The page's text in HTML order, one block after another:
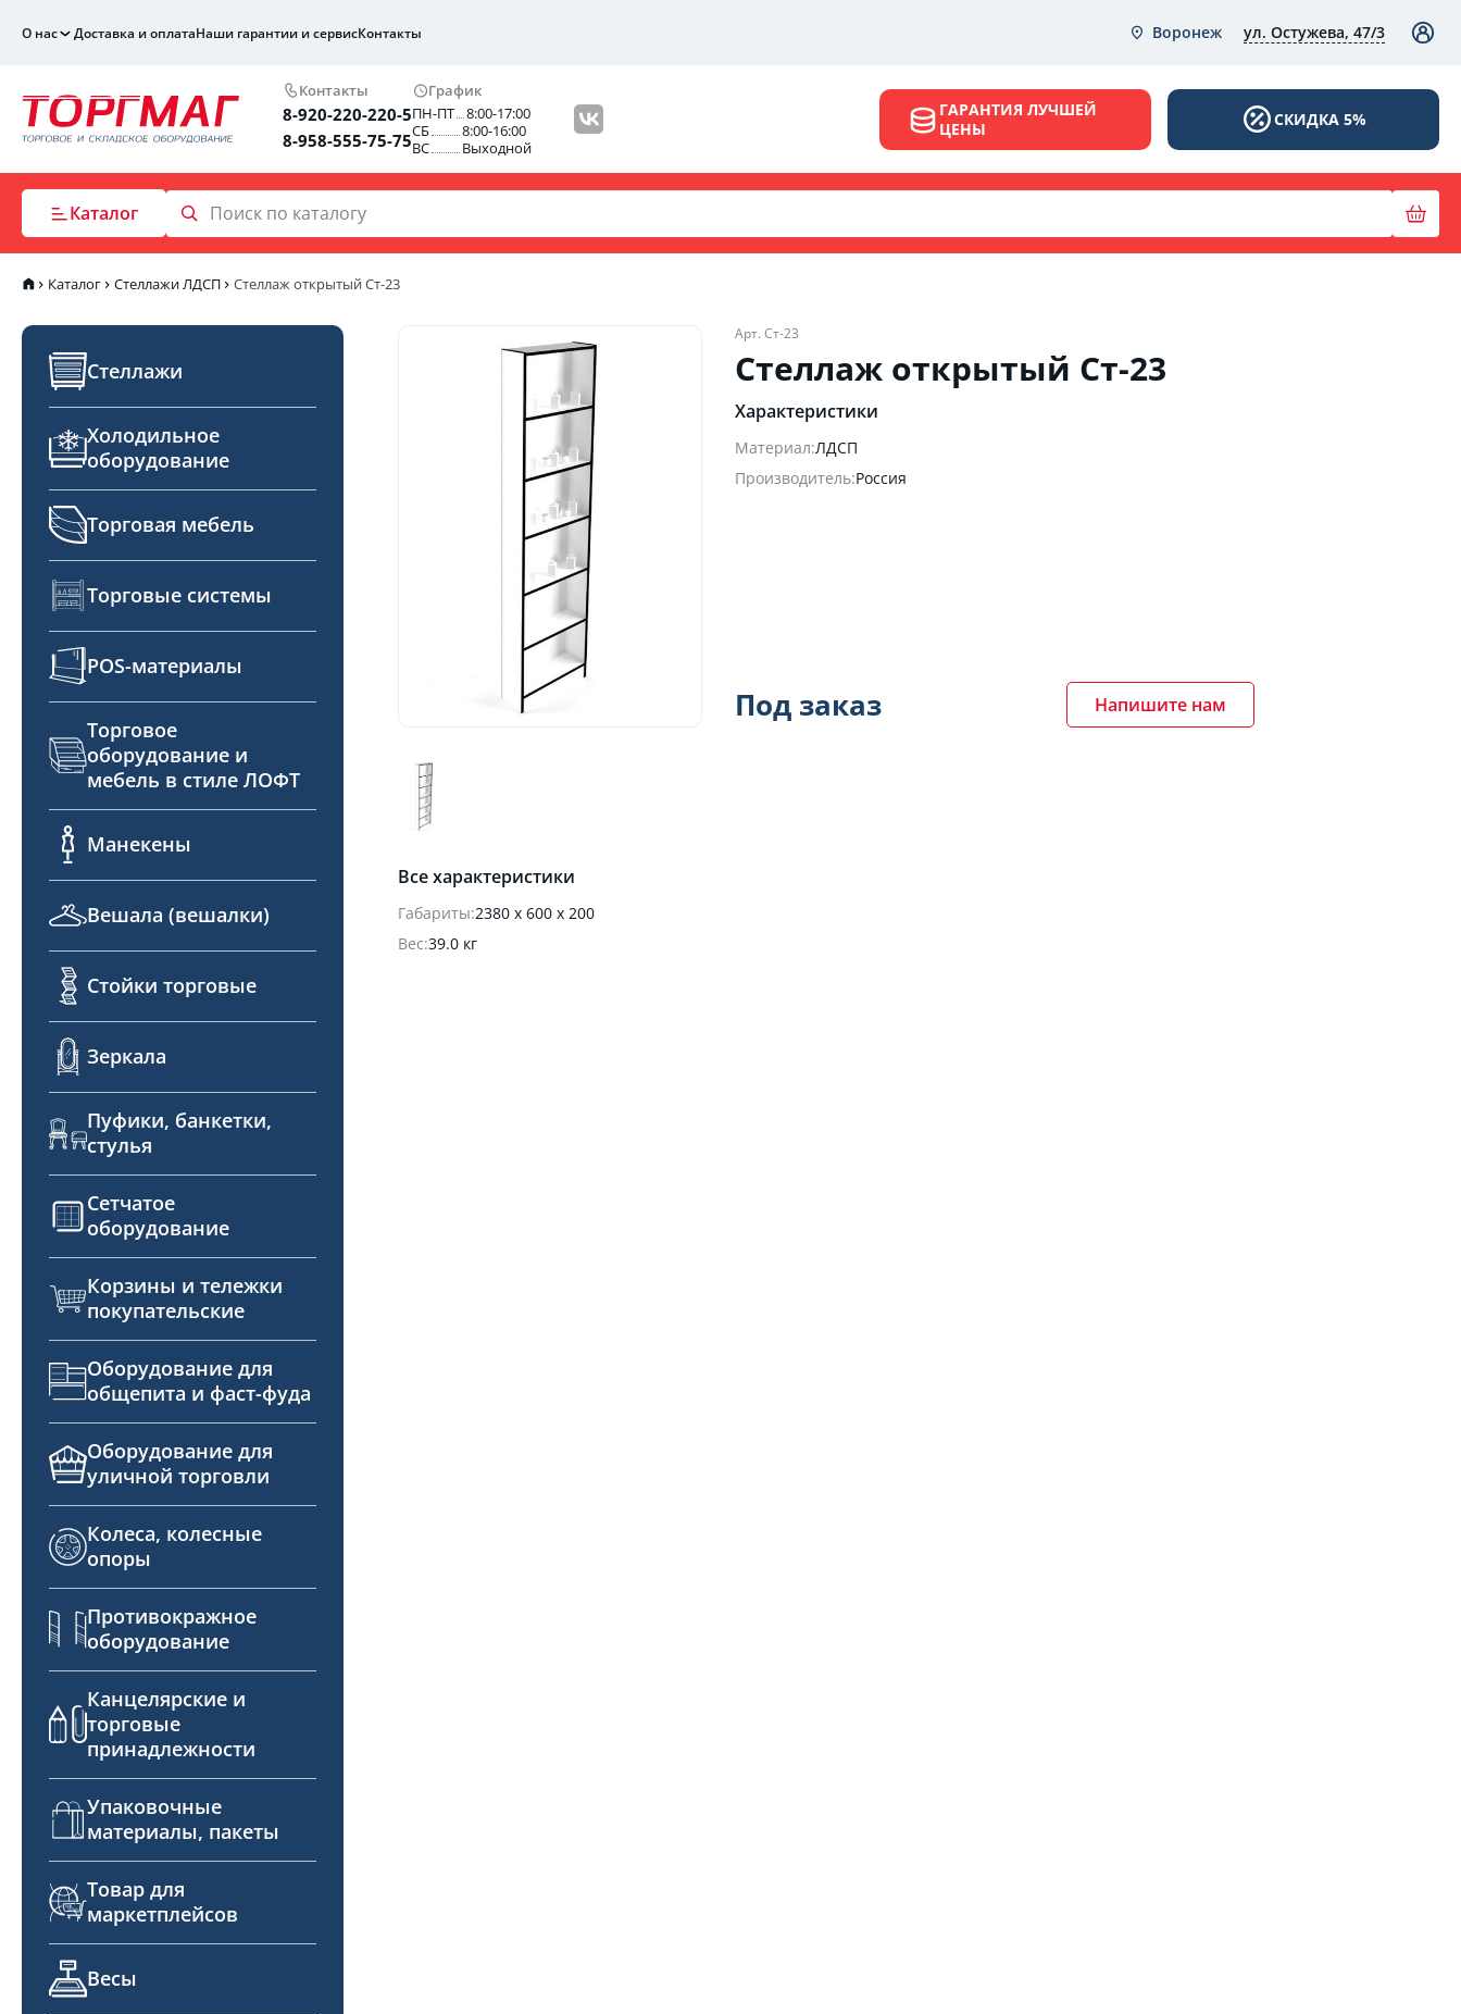
О нас Доставка и оплатаНаши гарантии и сервисКонтакты Воронеж ул. Остужева, 47/3
Контакты
8-920-220-220-5
8-958-555-75-75
График
ПН-ПТ
8:00-17:00
СБ
8:00-16:00
ВС
Выходной
ГАРАНТИЯ ЛУЧШЕЙ
ЦЕНЫ
СКИДКА 5%
Каталог
Каталог Стеллажи ЛДСП Стеллаж открытый Ст-23
Стеллажи
Холодильное
оборудование
Торговая мебель
Торговые системы
POS-материалы
Торговое
оборудование и
мебель в стиле ЛОФТ
Манекены
Вешала (вешалки)
Стойки торговые
Зеркала
Пуфики, банкетки,
стулья
Сетчатое
оборудование
Корзины и тележки
покупательские
Оборудование для
общепита и фаст-фуда
Оборудование для
уличной торговли
Колеса, колесные
опоры
Противокражное
оборудование
Канцелярские и
торговые
принадлежности
Упаковочные
материалы, пакеты
Товар для
маркетплейсов
Весы
Арт. Ст-23
Стеллаж открытый Ст-23
Характеристики
Материал:ЛДСП
Производитель:Россия
Под заказ Напишите нам
Все характеристики
Габариты:2380 х 600 х 200
Вес:39.0 кг